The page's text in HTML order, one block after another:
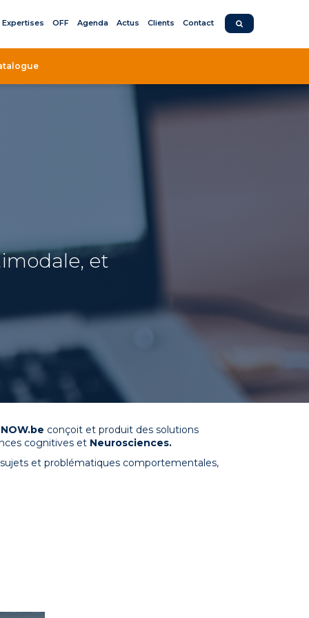
Expertises OFF Agenda Actus Clients Contact
et
conçoit et produit des solutions
cognitives et Neurosciences.
et problématiques comportementales,